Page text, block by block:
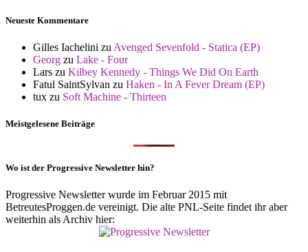
Neueste Kommentare
Gilles Iachelini zu Avenged Sevenfold - Statica (EP)
Georg zu Lake - Four
Lars zu Kilbey Kennedy - Things We Did On Earth
Fatul SaintSylvan zu Haken - In A Fever Dream (EP)
tux zu Soft Machine - Thirteen
Meistgelesene Beiträge
Wo ist der Progressive Newsletter hin?
Progressive Newsletter wurde im Februar 2015 mit
BetreutesProggen.de vereinigt. Die alte PNL-Seite findet ihr aber
weiterhin als Archiv hier: